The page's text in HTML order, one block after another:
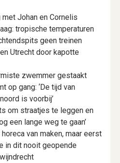
Johan en Cornelis
tropische temperaturen
geen treinen
Utrecht door kapotte
zwemmer gestaakt
op gang: ‘De tijd van
is voorbij’
om straatjes te leggen en
een lange weg te gaan’
van maken, maar eerst
in dit nooit geopende